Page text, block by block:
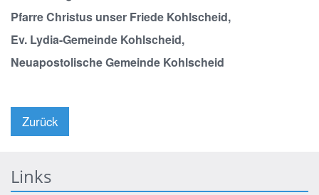
Pfarre Christus unser Friede Kohlscheid,
Ev. Lydia-Gemeinde Kohlscheid,
Neuapostolische Gemeinde Kohlscheid
Zurück
Links